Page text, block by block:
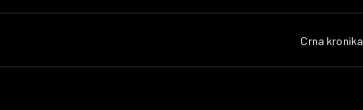
Crna kronika